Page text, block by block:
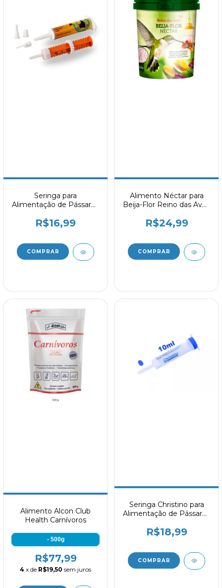
Seringa para
Alimentação de Pássaros
R$16,99
Alimento Néctar para
Beija-Flor Reino das Aves
R$24,99
Alimento Alcon Club
Health Carnívoros
- 500g
R$77,99
4 x de R$19,50 sem juros
Seringa Christino para
Alimentação de Pássaros
R$18,99